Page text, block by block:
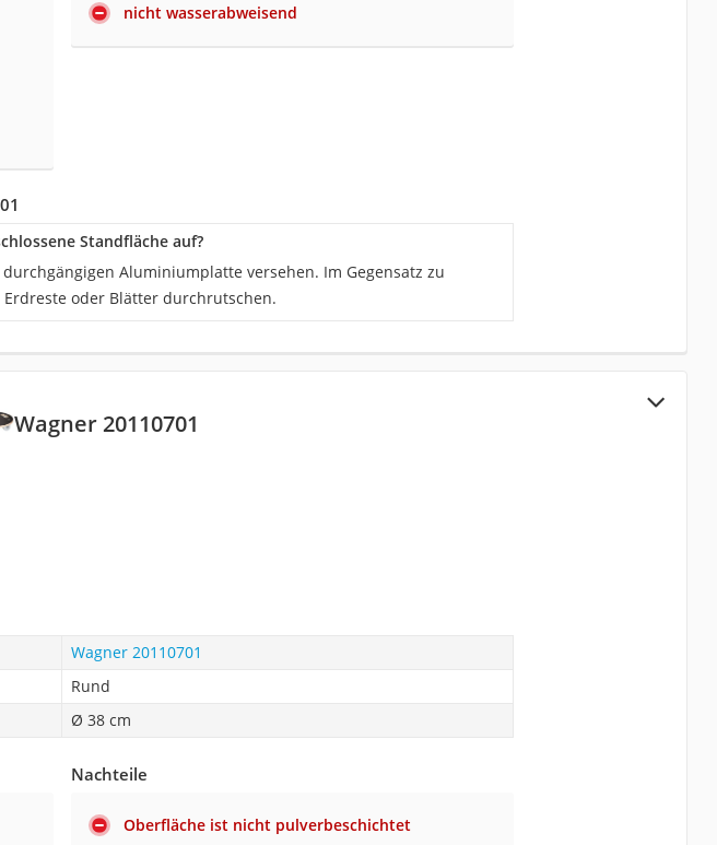
nicht wasserabweisend
Standfläche auf?
Aluminiumplatte versehen. Im Gegensatz zu
oder Blätter durchrutschen.
Wagner 20110701
Wagner 20110701
Rund
Ø 38 cm
Nachteile
Oberfläche ist nicht pulverbeschichtet